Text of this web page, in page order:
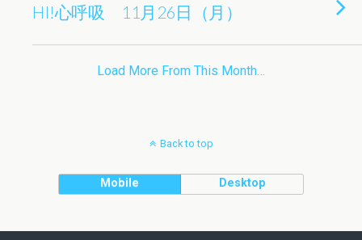
HI!心呼吸 11月26日（月）
Load More From This Month…
Back to top
Mobile Desktop